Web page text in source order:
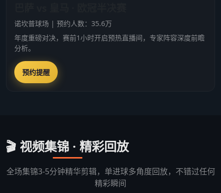
诺坎普球场 | 预约人数：35.6万
年度重磅对决，赛前1小时开启预热直播间，专家阵容深度前瞻
分析。
预约提醒
🎬 视频集锦 · 精彩回放
全场集锦3-5分钟精华剪辑，单进球多角度回放，不错过任何
精彩瞬间